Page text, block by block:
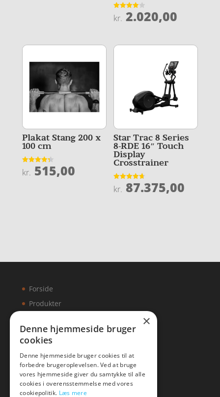
Vurderet
4
kr. 2.020,00
Plakat Stang 200 x
100 cm
Vurderet
4.3
kr. 515,00
Star Trac 8 Series
8-RDE 16″ Touch
Display
Crosstrainer
Vurderet
4.7
kr. 87.375,00
Forside
Produkter
Artikler
Malawigruppen
×
Denne hjemmeside bruger
cookies
Denne hjemmeside bruger cookies til at
forbedre brugeroplevelsen. Ved at bruge
vores hjemmeside giver du samtykke til alle
cookies i overensstemmelse med vores
cookiepolitik. Læs mere